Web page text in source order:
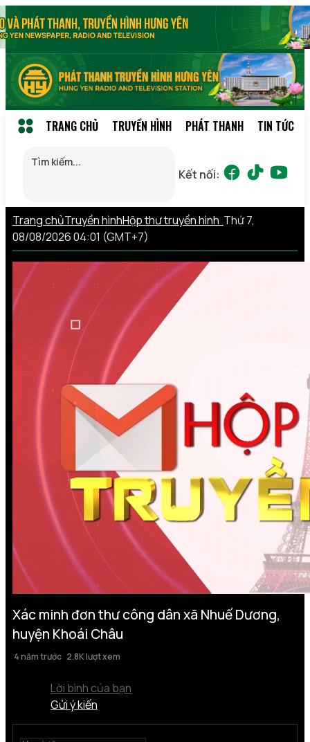
TRANG CHỦ TRUYỀN HÌNH PHÁT THANH TIN TỨC
Kết nối:
Trang chủTruyền hìnhHộp thư truyền hình Thứ 7,
08/08/2026 04:01 (GMT+7)
Xác minh đơn thư công dân xã Nhuế Dương,
huyện Khoái Châu
4 năm trước 2.8K lượt xem
Lời bình của bạn
Gửi ý kiến